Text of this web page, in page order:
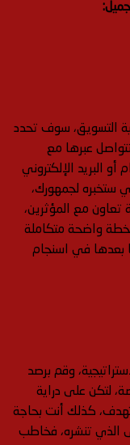
التسويق، سوف تحدد
عبرها مع
البريد الإلكتروني
ستخبره لجمهورك،
مع المؤثرين،
الخطة واضحة متكاملة
بعدها في اسنجام
وقم برصد
لتكن على دراية
كذلك أنت بحاجة
الذي تنشره، فخاطب